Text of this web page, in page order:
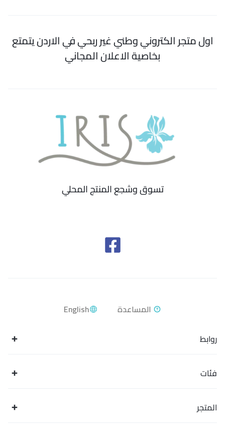
اول متجر الكتروني وطني غير ربحي في الاردن يتمتع
بخاصية الاعلان المجاني
تسوق وشجع المنتج المحلي
English
روابط
فئات
المتجر